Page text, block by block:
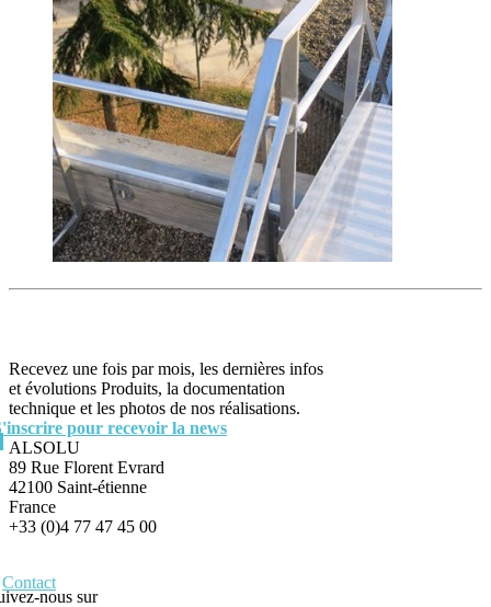
Recevez une fois par mois, les dernières infos
et évolutions Produits, la documentation
technique et les photos de nos réalisations.
pour recevoir la news
ALSOLU
89 Rue Florent Evrard
42100 Saint-étienne
France
+33 (0)4 77 47 45 00
Contact
nous sur